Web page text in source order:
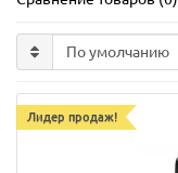
Лидер продаж!